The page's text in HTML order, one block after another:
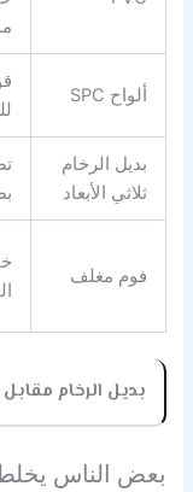
ألواح SPC
بديل الرخام
ثلاثي الأبعاد
فوم مغلف
بديل الرخام
بعض الناس